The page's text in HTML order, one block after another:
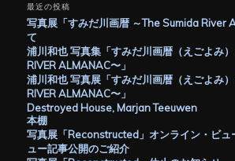
最近の投稿
写真展「すみだ川画暦 ～The Sumida River
て
浦川和也 写真集「すみだ川画暦（えごよみ
RIVER ALMANAC〜」
浦川和也 写真展「すみだ川画暦（えごよみ
RIVER ALMANAC〜」
Destroyed House, Marjan Teeuwen
本棚
写真展「Reconstructed」オンライン・ビュ
ュー記事公開のご紹介